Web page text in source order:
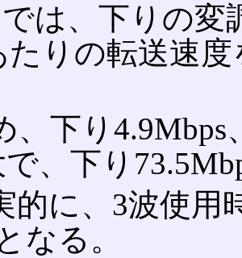
は、下りの変
りの転送速度
、下り
、下り
的に、3波使用
なる。